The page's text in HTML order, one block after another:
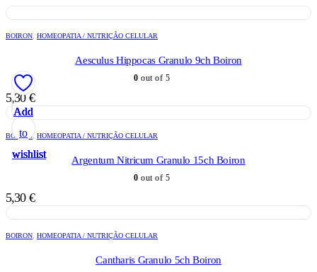
Add
to
wishlist
BOIRON, HOMEOPATIA / NUTRIÇÃO CELULAR
Aesculus Hippocas Granulo 9ch Boiron
0 out of 5
5,30€
Add
to
wishlist
BOIRON, HOMEOPATIA / NUTRIÇÃO CELULAR
Argentum Nitricum Granulo 15ch Boiron
0 out of 5
5,30 €
Add
to
wishlist
BOIRON, HOMEOPATIA / NUTRIÇÃO CELULAR
Cantharis Granulo 5ch Boiron
Add
to
wishlist
Add
to
wishlist